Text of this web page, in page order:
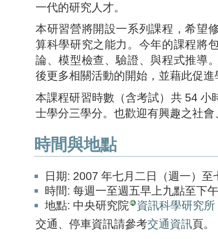
一代的研究人才。
本研習營將開設一系列課程，希望
算科學研究之能力。今年的課程將
論、模型檢查、驗證、與程式推導
後更多相關活動的開始，並藉此促
本課程研習時數（含考試）共 54
士學分三學分。也歡迎有興趣之社
時間與地點
日期: 2007 年七月二日（週一）
時間: 每週一至週五早上九點至下
地點: 中央研究院
資訊科學研究所
交通、停車資訊請參考交通資訊頁。